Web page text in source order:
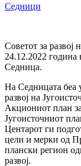
Седници
Советот за развој
24.12.2022 година
Седница.
На Седницата беа
развој на
Акциониот план
Југоисточниот
Центарот ги
цели и мерки од
плански регион
развој.